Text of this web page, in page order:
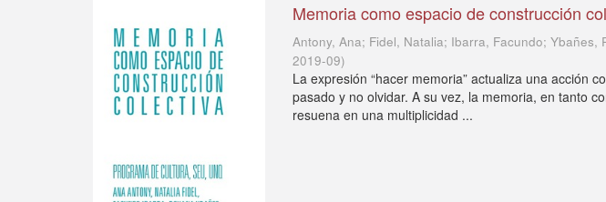
Memoria como espacio de construcción
Antony, Ana; Fidel, Natalia; Ibarra, Facundo; Ybañes,
2019-09)
La expresión “hacer memoria” actualiza una acción
pasado y no olvidar. A su vez, la memoria, en tanto
resuena en una multiplicidad ...